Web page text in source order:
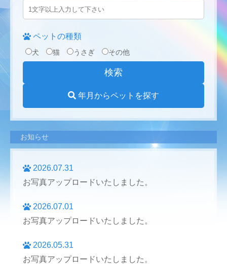
ペットの種類
犬 猫 うさぎ その他
年月からペットを探す
お知らせ
2026.07.31
お写真アップロードいたしました。
2026.07.01
お写真アップロードいたしました。
2026.05.31
お写真アップロードいたしました。